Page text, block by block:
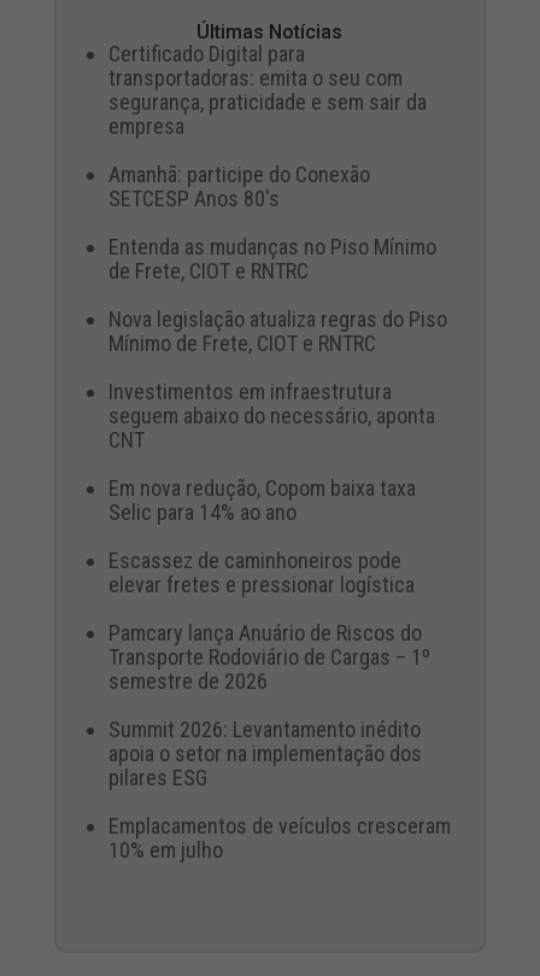
Últimas Notícias
Certificado Digital para
transportadoras: emita o seu com
segurança, praticidade e sem sair da
empresa
Amanhã: participe do Conexão
SETCESP Anos 80's
Entenda as mudanças no Piso Mínimo
de Frete, CIOT e RNTRC
Nova legislação atualiza regras do Piso
Mínimo de Frete, CIOT e RNTRC
Investimentos em infraestrutura
seguem abaixo do necessário, aponta
CNT
Em nova redução, Copom baixa taxa
Selic para 14% ao ano
Escassez de caminhoneiros pode
elevar fretes e pressionar logística
Pamcary lança Anuário de Riscos do
Transporte Rodoviário de Cargas – 1º
semestre de 2026
Summit 2026: Levantamento inédito
apoia o setor na implementação dos
pilares ESG
Emplacamentos de veículos cresceram
10% em julho